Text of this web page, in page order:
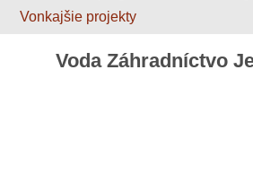
Vonkajšie projekty
Voda Záhradníctvo